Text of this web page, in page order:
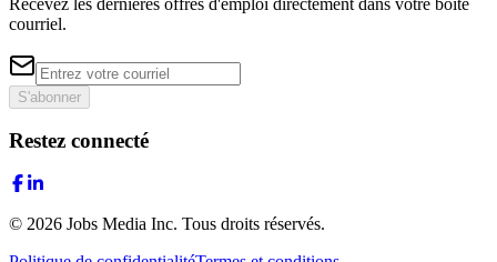
courriel.
S'abonner
Restez connecté
© 2026 Jobs Media Inc. Tous droits réservés.